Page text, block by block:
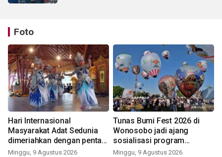
Foto
Hari Internasional
Masyarakat Adat Sedunia
dimeriahkan dengan pentas
seni budaya Bali
Minggu, 9 Agustus 2026
Tunas Bumi Fest 2026 di
Wonosobo jadi ajang
sosialisasi program
pemerintah lewat balon
Minggu, 9 Agustus 2026